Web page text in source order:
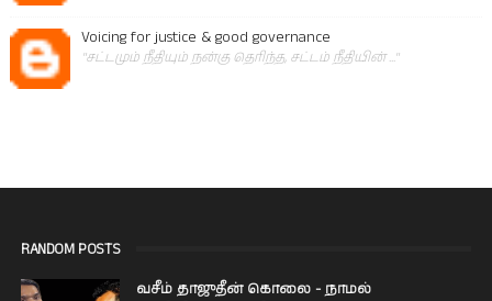
Voicing for justice & good governance
"சட்டமும் நீதியும் நன்கு தெரிந்த, சட்டம் நீதியின் ..."
RANDOM POSTS
வசீம் தாஜுதீன் கொலை - நாமல்